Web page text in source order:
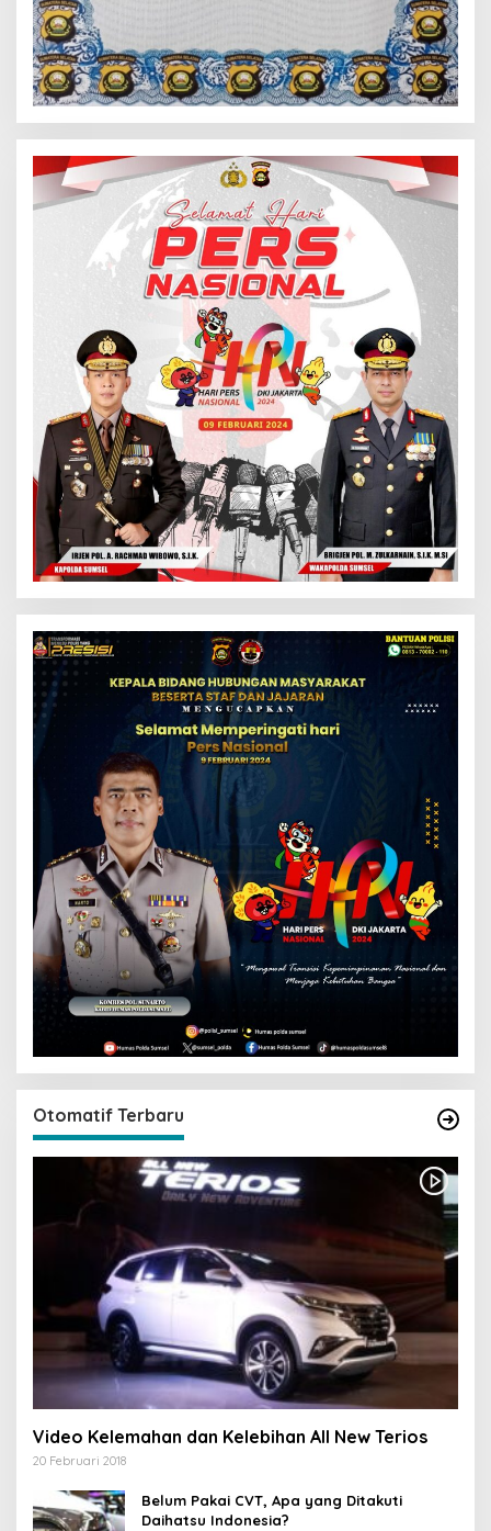
Otomatif Terbaru
Video Kelemahan dan Kelebihan All New Terios
20 Februari 2018
Belum Pakai CVT, Apa yang Ditakuti
Daihatsu Indonesia?